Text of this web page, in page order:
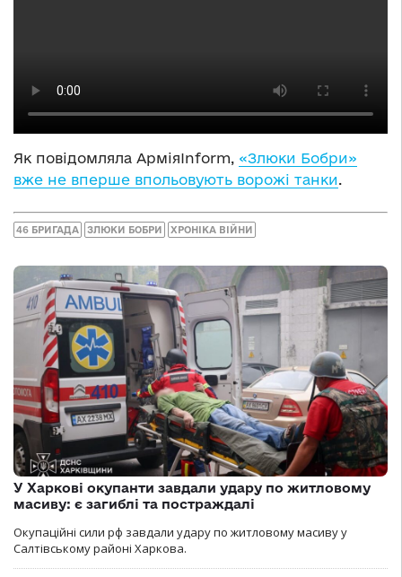
Як повідомляла АрміяInform, «Злюки Бобри»
вже не вперше впольовують ворожі танки.
46 БРИГАДА ЗЛЮКИ БОБРИ ХРОНІКА ВІЙНИ
У Харкові окупанти завдали удару по житловому
масиву: є загиблі та постраждалі
Окупаційні сили рф завдали удару по житловому масиву у
Салтівському районі Харкова.